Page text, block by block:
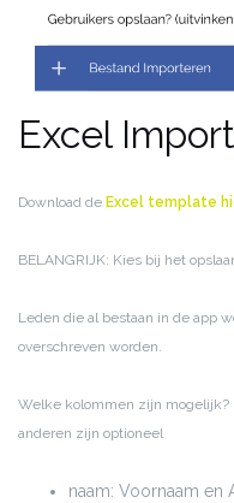
Excel
Download de Excel template
BELANGRIJK: Kies bij het
Leden die al bestaan in de app
overschreven worden.
Welke kolommen zijn
anderen zijn optioneel
naam: Voornaam en